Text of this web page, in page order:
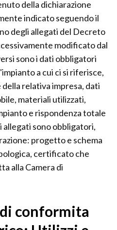
della dichiarazione
indicato seguendo il
degli allegati del Decreto
modificato dal
sono i dati obbligatori
a cui ci si riferisce,
relativa impresa, dati
materiali utilizzati,
e rispondenza totale
allegati sono obbligatori,
progetto e schema
certificato che
alla Camera di
conformita